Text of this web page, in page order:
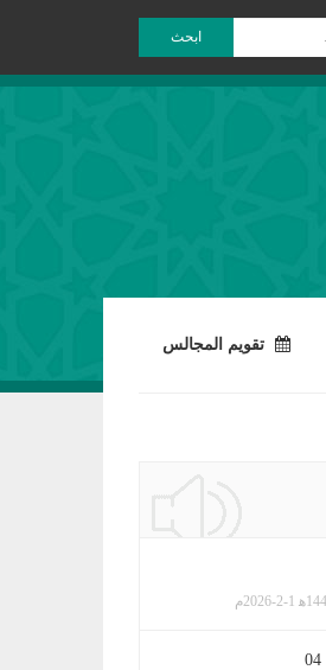
ابحث
تقويم المجالس